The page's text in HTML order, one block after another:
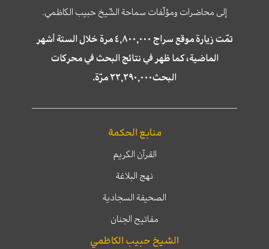
إلى محاضرات ومؤلّفات سماحة الشّيخ حبيب الكاظمي.
تمّت زيارة موقع سراج ٤,٨٠٠,٠٠٠ مرة خلال الستة أشهر
الماضية، كما ظهر في نتائج البحث في محركات
البحث٢٢,٢٩٠,٠٠٠ مرّة.
منابع الحكمة
القرآن الكريم
نهج البلاغة
الصحيفة السجادية
مفاتيح الجنان
الشيخ حبيب الكاظمي